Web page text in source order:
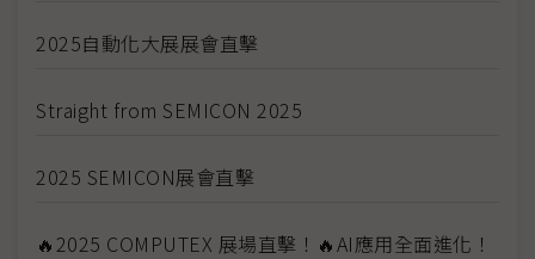
2025自動化大展展會直擊
Straight from SEMICON 2025
2025 SEMICON展會直擊
🔥2025 COMPUTEX 展場直擊！🔥AI應用全面進化！